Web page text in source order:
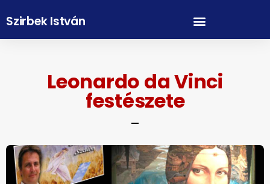
Szirbek István
Leonardo da Vinci
festészete